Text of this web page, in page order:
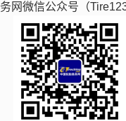
务网微信公众号（Tire123